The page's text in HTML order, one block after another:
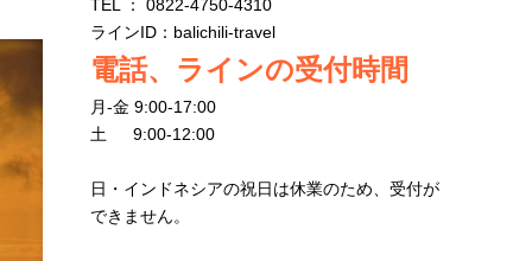
TEL ： 0822-4750-4310
ラインID：balichili-travel
電話、ラインの受付時間
月-金 9:00-17:00
土 9:00-12:00
日・インドネシアの祝日は休業のため、受付が
できません。